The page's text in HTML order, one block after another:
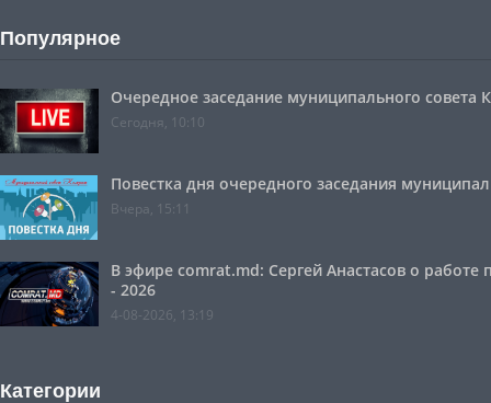
Популярное
Очередное заседание муниципального совета
Сегодня, 10:10
Повестка дня очередного заседания
Вчера, 15:11
В эфире comrat.md: Сергей Анастасов о
- 2026
4-08-2026, 13:19
Категории